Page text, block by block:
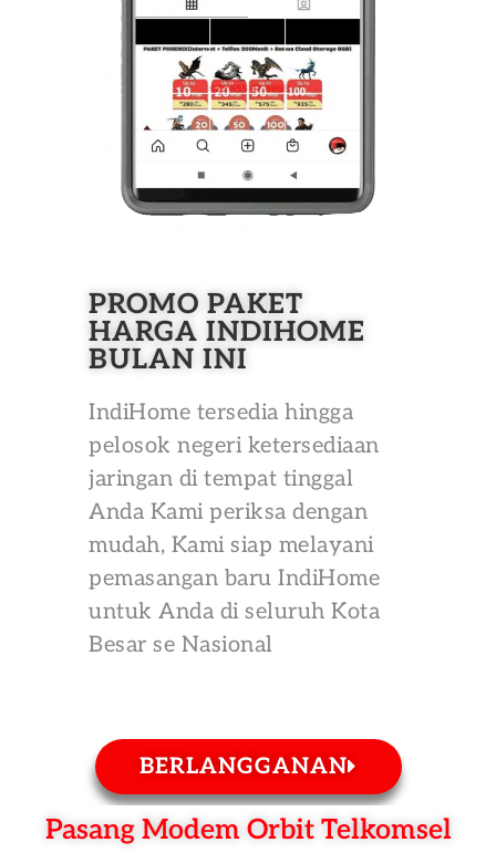
PROMO PAKET
HARGA INDIHOME
BULAN INI
IndiHome tersedia hingga
pelosok negeri ketersediaan
jaringan di tempat tinggal
Anda Kami periksa dengan
mudah, Kami siap melayani
pemasangan baru IndiHome
untuk Anda di seluruh Kota
Besar se Nasional
BERLANGGANAN
Pasang Modem Orbit Telkomsel